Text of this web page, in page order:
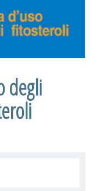
degli